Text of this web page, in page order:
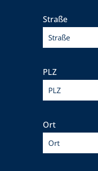
Straße
PLZ
Ort